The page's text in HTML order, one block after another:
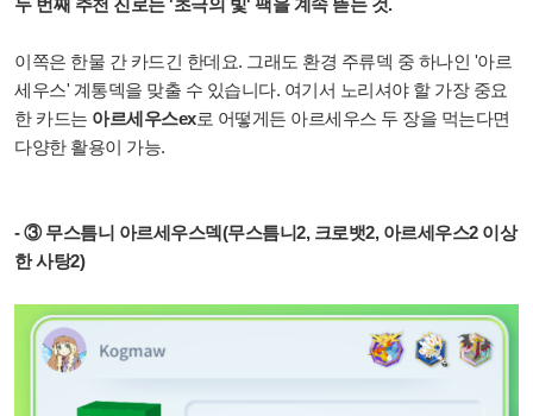
두 번째 추천 진로는 '초극의 빛' 팩을 계속 뜯는 것.
이쪽은 한물 간 카드긴 한데요. 그래도 환경 주류덱 중 하나인 '아르
세우스' 계통덱을 맞출 수 있습니다. 여기서 노리셔야 할 가장 중요
한 카드는 아르세우스ex로 어떻게든 아르세우스 두 장을 먹는다면
다양한 활용이 가능.
- ③ 무스틈니 아르세우스덱(무스틈니2, 크로뱃2, 아르세우스2 이상
한 사탕2)